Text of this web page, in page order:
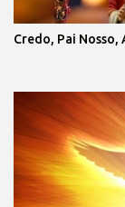
Credo, Pai Nosso,